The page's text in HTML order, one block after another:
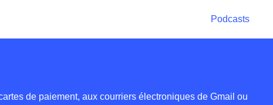
Podcasts
de paiement, aux courriers électroniques de Gmail ou